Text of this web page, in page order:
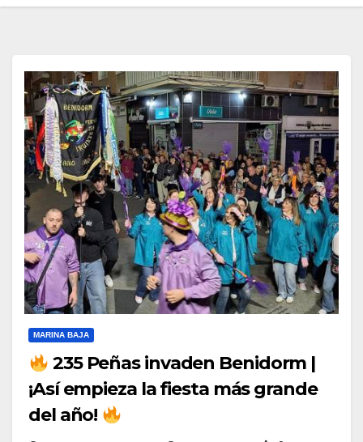
MARINA BAJA
235 Peñas invaden Benidorm |
¡Así empieza la fiesta más grande
del año!